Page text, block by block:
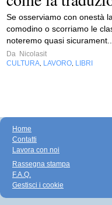
Se osserviamo con onestà
comodino o scorriamo le
noteremo quasi sicurament...
Da Nicolasit
CULTURA LAVORO LIBRI
Home
Contatti
Lavora con noi
Rassegna stampa
F.A.Q.
Gestisci i cookie